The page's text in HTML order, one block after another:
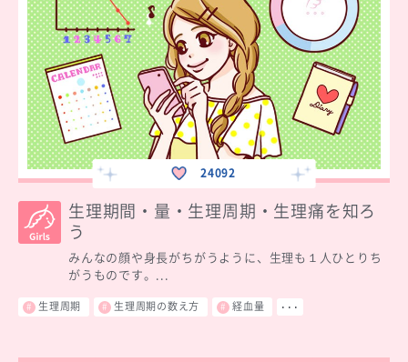
24092
生理期間・量・生理周期・生理痛を知ろ
う
みんなの顔や身長がちがうように、生理も１人ひとりち
がうものです。...
生理周期 生理周期の数え方 経血量 ･･･